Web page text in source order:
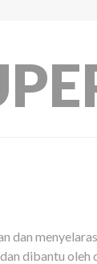
dan
dibantu oleh